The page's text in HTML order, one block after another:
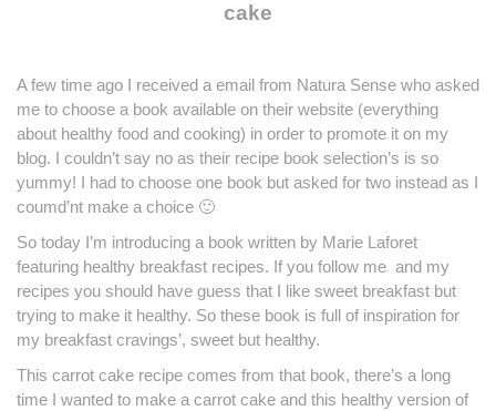
cake
A few time ago I received a email from Natura Sense who asked
me to choose a book available on their website (everything
about healthy food and cooking) in order to promote it on my
blog. I couldn’t say no as their recipe book selection’s is so
yummy! I had to choose one book but asked for two instead as I
coumd’nt make a choice 🙂
So today I’m introducing a book written by Marie Laforet
featuring healthy breakfast recipes. If you follow me and my
recipes you should have guess that I like sweet breakfast but
trying to make it healthy. So these book is full of inspiration for
my breakfast cravings’, sweet but healthy.
This carrot cake recipe comes from that book, there’s a long
time I wanted to make a carrot cake and this healthy version of